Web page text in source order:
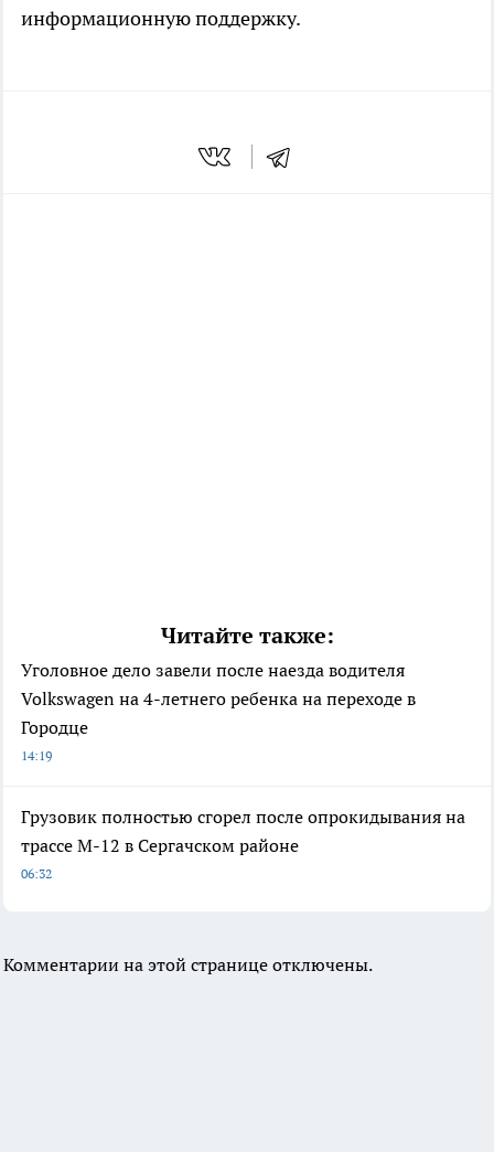
информационную поддержку.
Читайте также:
Уголовное дело завели после наезда водителя
Volkswagen на 4-летнего ребенка на переходе в
Городце
14:19
Грузовик полностью сгорел после опрокидывания на
трассе М-12 в Сергачском районе
06:32
Комментарии на этой странице отключены.